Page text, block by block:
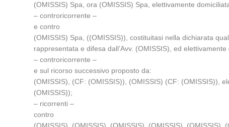
(OMISSIS) Spa, ora (OMISSIS) Spa, elettivamente
– controricorrente –
e contro
(OMISSIS) Spa, ((OMISSIS)), costituitasi nella dichiarata
rappresentata e difesa dall’Avv. (OMISSIS), ed
– controricorrente –
e sul ricorso successivo proposto da:
(OMISSIS), (CF: (OMISSIS)), (OMISSIS) (CF: (OMISSIS)),
(OMISSIS));
– ricorrenti –
contro